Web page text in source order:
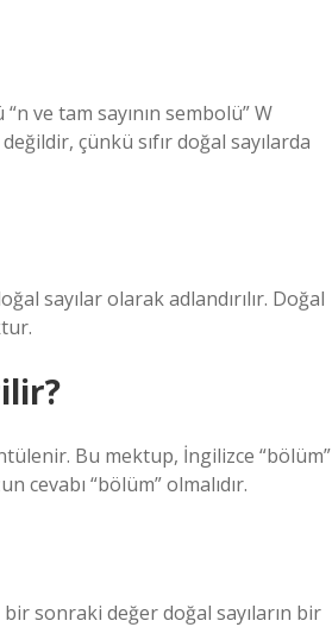
ve tam sayının sembolü” W
çünkü sıfır doğal sayılarda
sayılar olarak adlandırılır. Doğal
Bu mektup, İngilizce “bölüm”
“bölüm” olmalıdır.
bir sonraki değer doğal sayıların bir